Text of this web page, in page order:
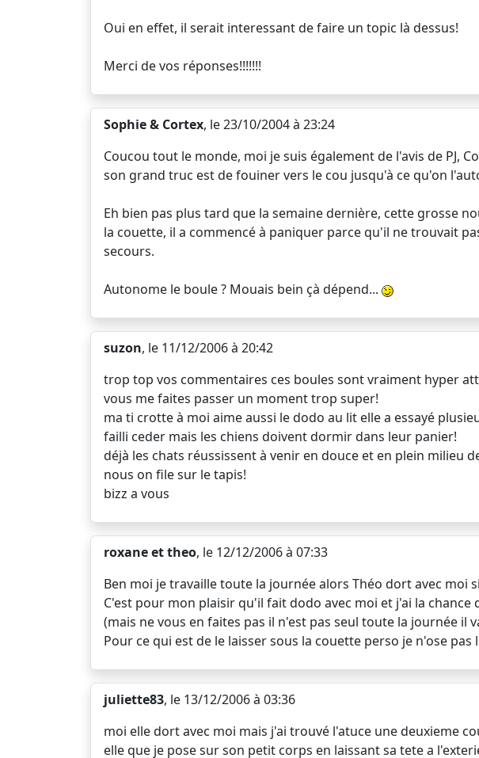
Oui en effet, il serait interessant de faire un topic là dessus!
Merci de vos réponses!!!!!!!
Sophie & Cortex, le 23/10/2004 à 23:24
Coucou tout le monde, moi je suis également de l'avis de PJ,
son grand truc est de fouiner vers le cou jusqu'à ce qu'on
Eh bien pas plus tard que la semaine dernière, cette grosse
la couette, il a commencé à paniquer parce qu'il ne trouvait
secours.
Autonome le boule ? Mouais bein çà dépend...
suzon, le 11/12/2006 à 20:42
trop top vos commentaires ces boules sont vraiment hyper
vous me faites passer un moment trop super!
ma ti crotte à moi aime aussi le dodo au lit elle a essayé
failli ceder mais les chiens doivent dormir dans leur panier!
déjà les chats réussissent à venir en douce et en plein milieu
nous on file sur le tapis!
bizz a vous
roxane et theo, le 12/12/2006 à 07:33
Ben moi je travaille toute la journée alors Théo dort avec moi
C'est pour mon plaisir qu'il fait dodo avec moi et j'ai la
(mais ne vous en faites pas il n'est pas seul toute la journée il
Pour ce qui est de le laisser sous la couette perso je n'ose
juliette83, le 13/12/2006 à 03:36
moi elle dort avec moi mais j'ai trouvé l'atuce une deuxieme
elle que je pose sur son petit corps en laissant sa tete a